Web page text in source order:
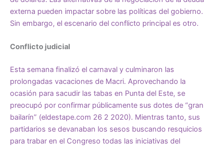
externa pueden impactar sobre las políticas del gobierno.
Sin embargo, el escenario del conflicto principal es otro.
Conflicto judicial
Esta semana finalizó el carnaval y culminaron las
prolongadas vacaciones de Macri. Aprovechando la
ocasión para sacudir las tabas en Punta del Este, se
preocupó por confirmar públicamente sus dotes de “gran
bailarín” (eldestape.com 26 2 2020). Mientras tanto, sus
partidarios se devanaban los sesos buscando resquicios
para trabar en el Congreso todas las iniciativas del